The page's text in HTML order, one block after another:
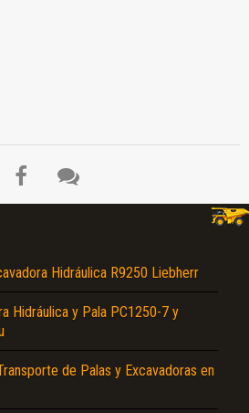
Hidráulica R9250 Liebherr
Hidráulica y Pala PC1250-7 y
de Palas y Excavadoras en
de portada son erróneos.
se visualiza el contenido.
tipo de error...